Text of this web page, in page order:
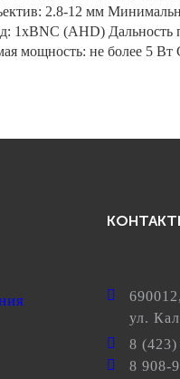
2.8-12 мм
1хBNC (AHD) Дальность
мощность: не более 5
690012
ул.
8 (423)
8 908-